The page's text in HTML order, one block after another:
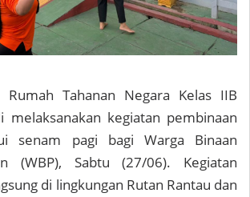
Rumah Tahanan Negara Kelas IIB
melaksanakan kegiatan pembinaan
senam pagi bagi Warga Binaan
(WBP), Sabtu (27/06). Kegiatan
di lingkungan Rutan Rantau dan